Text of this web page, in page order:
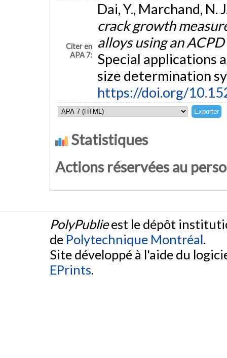
Citer en
APA 7:
Dai, Y., Marchand, N.
crack growth
alloys using an
Special applications
size determination
https://doi.org/
Statistiques
Actions réservées au
PolyPublieest le dépôt
de Polytechnique Montréal.
Site développé à l'aide du
EPrints.